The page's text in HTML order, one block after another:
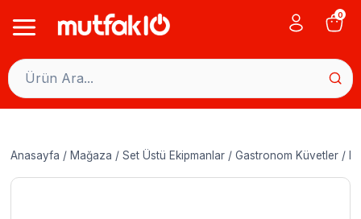
0
Anasayfa / Mağaza / Set Üstü Ekipmanlar / Gastronom Küvetler /